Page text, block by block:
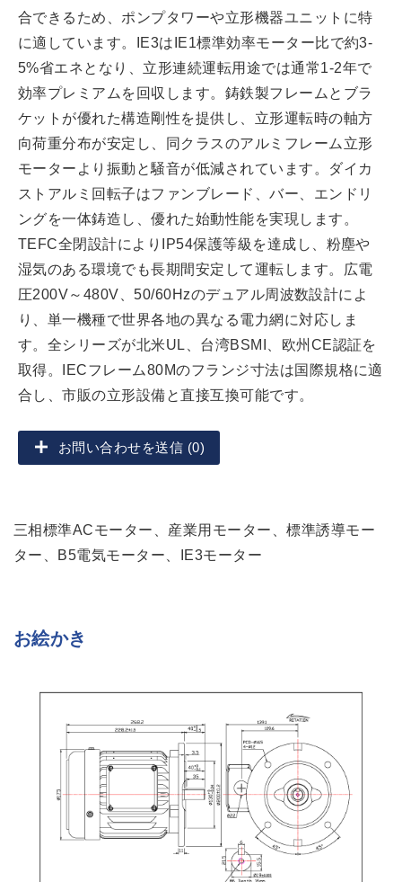
合できるため、ポンプタワーや立形機器ユニットに特
に適しています。IE3はIE1標準効率モーター比で約3-
5%省エネとなり、立形連続運転用途では通常1-2年で
効率プレミアムを回収します。鋳鉄製フレームとブラ
ケットが優れた構造剛性を提供し、立形運転時の軸方
向荷重分布が安定し、同クラスのアルミフレーム立形
モーターより振動と騒音が低減されています。ダイカ
ストアルミ回転子はファンブレード、バー、エンドリ
ングを一体鋳造し、優れた始動性能を実現します。
TEFC全閉設計によりIP54保護等級を達成し、粉塵や
湿気のある環境でも長期間安定して運転します。広電
圧200V～480V、50/60Hzのデュアル周波数設計によ
り、単一機種で世界各地の異なる電力網に対応しま
す。全シリーズが北米UL、台湾BSMI、欧州CE認証を
取得。IECフレーム80Mのフランジ寸法は国際規格に適
合し、市販の立形設備と直接互換可能です。
お問い合わせを送信 (0)
三相標準ACモーター、産業用モーター、標準誘導モー
ター、B5電気モーター、IE3モーター
お絵かき